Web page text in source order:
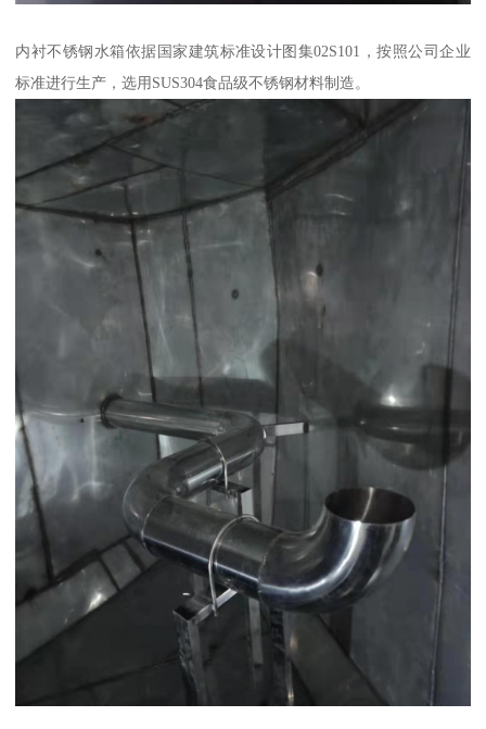
内衬不锈钢水箱依据国家建筑标准设计图集02S101，按照公司企业
标准进行生产，选用SUS304食品级不锈钢材料制造。